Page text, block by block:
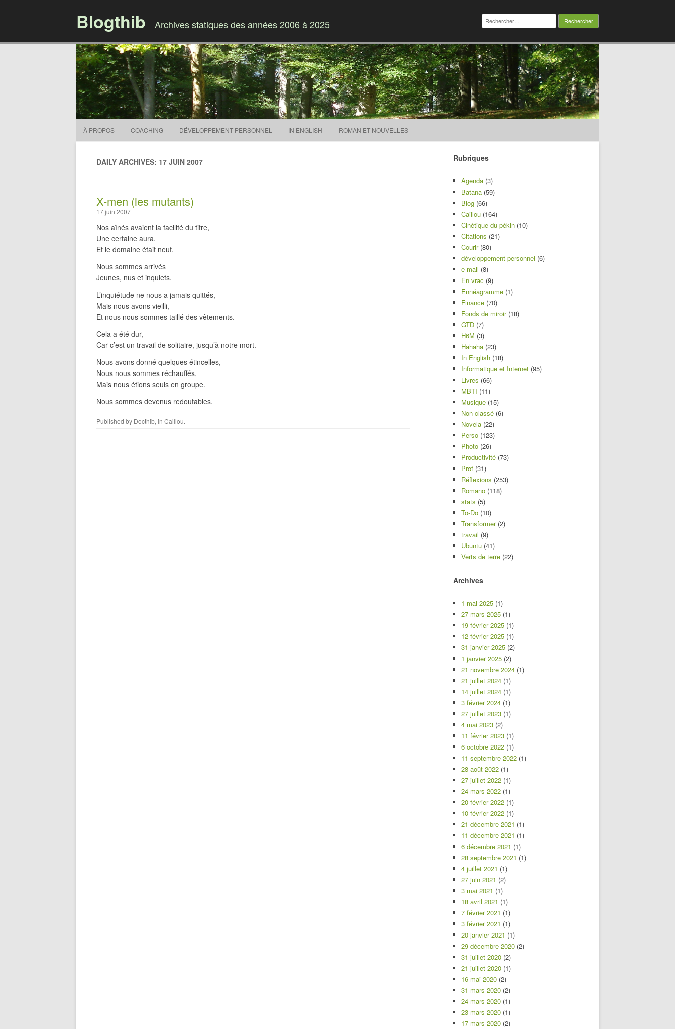
Blogthib Archives statiques des années 2006 à 2025
Rechercher :
À PROPOS COACHING DÉVELOPPEMENT PERSONNEL IN ENGLISH ROMAN ET NOUVELLES
DAILY ARCHIVES: 17 JUIN 2007
X-men (les mutants)
17 juin 2007
Nos aînés avaient la facilité du titre,
Une certaine aura.
Et le domaine était neuf.
Nous sommes arrivés
Jeunes, nus et inquiets.
L’inquiétude ne nous a jamais quittés,
Mais nous avons vieilli,
Et nous nous sommes taillé des vêtements.
Cela a été dur,
Car c’est un travail de solitaire, jusqu’à notre mort.
Nous avons donné quelques étincelles,
Nous nous sommes réchauffés,
Mais nous étions seuls en groupe.
Nous sommes devenus redoutables.
Published by Docthib, in Caillou.
Rubriques
Agenda (3)
Batana (59)
Blog (66)
Caillou (164)
Cinétique du pékin (10)
Citations (21)
Courir(80)
développement personnel (6)
e-mail (8)
En vrac (9)
Ennéagramme (1)
Finance (70)
Fonds de miroir(18)
GTD (7)
H6M (3)
Hahaha (23)
In English (18)
Informatique et Internet (95)
Livres (66)
MBTI (11)
Musique (15)
Non classé (6)
Novela (22)
Perso (123)
Photo (26)
Productivité (73)
Prof (31)
Réflexions (253)
Romano (118)
stats (5)
To-Do (10)
Transformer(2)
travail (9)
Ubuntu (41)
Verts de terre (22)
Archives
1 mai 2025 (1)
27 mars 2025 (1)
19 février 2025 (1)
12 février 2025 (1)
31 janvier 2025 (2)
1 janvier 2025 (2)
21 novembre 2024 (1)
21 juillet 2024 (1)
14 juillet 2024 (1)
3 février 2024 (1)
27 juillet 2023 (1)
4 mai 2023 (2)
11 février 2023 (1)
6 octobre 2022 (1)
11 septembre 2022 (1)
28 août 2022 (1)
27 juillet 2022 (1)
24 mars 2022 (1)
20 février 2022 (1)
10 février 2022 (1)
21 décembre 2021 (1)
11 décembre 2021 (1)
6 décembre 2021 (1)
28 septembre 2021 (1)
4 juillet 2021 (1)
27 juin 2021 (2)
3 mai 2021 (1)
18 avril 2021 (1)
7 février 2021 (1)
3 février 2021 (1)
20 janvier 2021 (1)
29 décembre 2020 (2)
31 juillet 2020 (2)
21 juillet 2020 (1)
16 mai 2020 (2)
31 mars 2020 (2)
24 mars 2020 (1)
23 mars 2020 (1)
17 mars 2020 (2)